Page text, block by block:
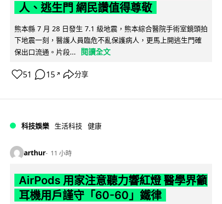
人、逃生門 網民讚值得尊敬
熊本縣 7 月 28 日發生 7.1 級地震，熊本綜合醫院手術室鏡頭拍
下地震一刻，醫護人員臨危不亂保護病人，更馬上開逃生門確
保出口流通。片段...
閱讀全文
51 15 ↗ 分享
科技娛樂 生活科技 健康
arthur 11 小時
AirPods 用家注意聽力響紅燈 醫學界籲
耳機用戶謹守「60-60」鐵律